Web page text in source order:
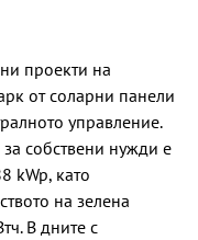
проекти на
от соларни панели
управление.
собствени нужди е
kWp, като
на зелена
В дните с